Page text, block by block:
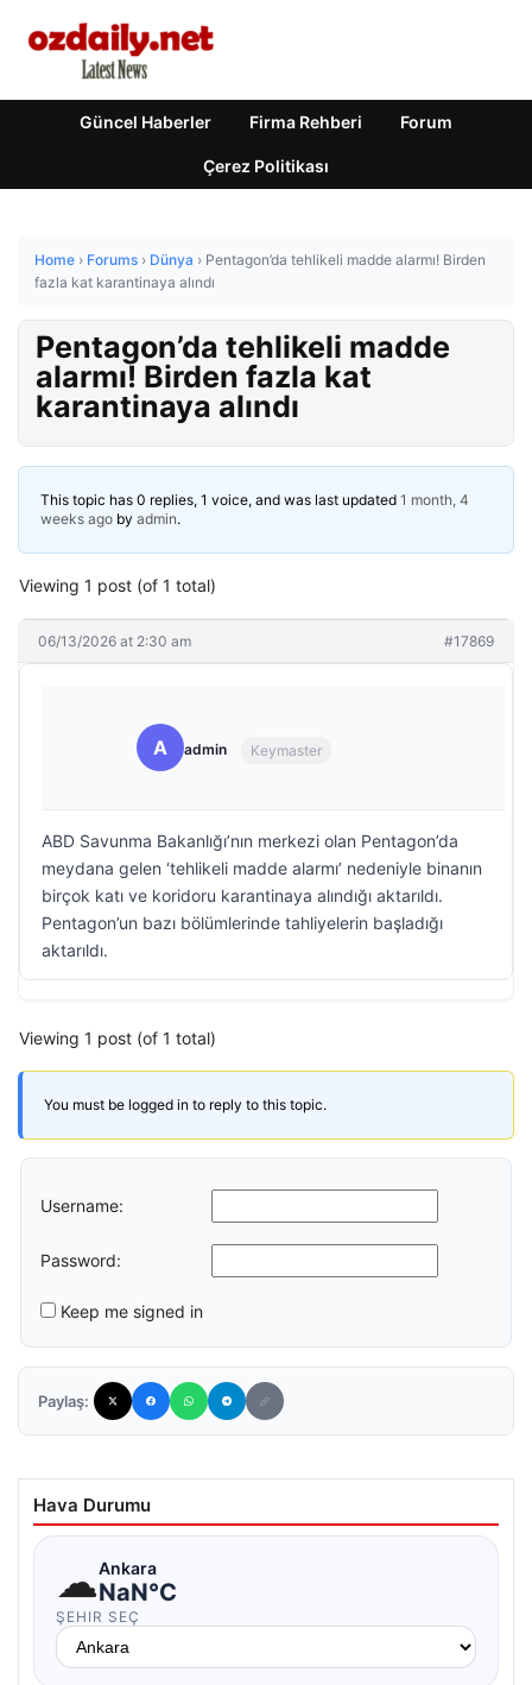
Güncel Haberler Firma Rehberi Forum
Çerez Politikası
Home › Forums › Dünya › Pentagon’da tehlikeli madde alarmı! Birden
fazla kat karantinaya alındı
Pentagon’da tehlikeli madde
alarmı! Birden fazla kat
karantinaya alındı
This topic has 0 replies, 1 voice, and was last updated 1 month, 4
weeks ago by admin.
Viewing 1 post (of 1 total)
06/13/2026 at 2:30 am #17869
A admin Keymaster
ABD Savunma Bakanlığı’nın merkezi olan Pentagon’da
meydana gelen ‘tehlikeli madde alarmı’ nedeniyle binanın
birçok katı ve koridoru karantinaya alındığı aktarıldı.
Pentagon’un bazı bölümlerinde tahliyelerin başladığı
aktarıldı.
Viewing 1 post (of 1 total)
You must be logged in to reply to this topic.
Username:
Password:
Keep me signed in
Paylaş:
Hava Durumu
☁Ankara
NaN°C
ŞEHIR SEÇ